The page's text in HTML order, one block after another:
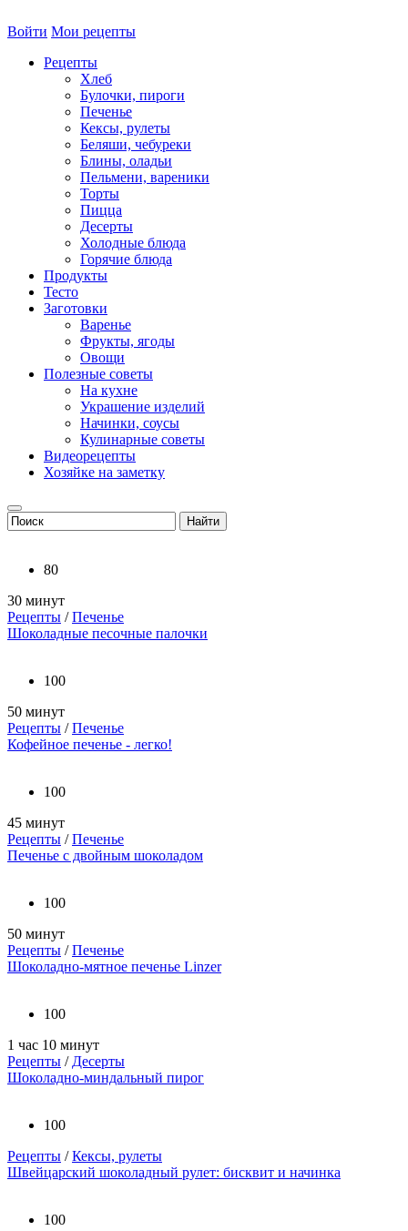
Войти Мои рецепты
Рецепты
Хлеб
Булочки, пироги
Печенье
Кексы, рулеты
Беляши, чебуреки
Блины, оладьи
Пельмени, вареники
Торты
Пицца
Десерты
Холодные блюда
Горячие блюда
Продукты
Тесто
Заготовки
Варенье
Фрукты, ягоды
Овощи
Полезные советы
На кухне
Украшение изделий
Начинки, соусы
Кулинарные советы
Видеорецепты
Хозяйке на заметку
80
30 минут
Рецепты /Печенье
Шоколадные песочные палочки
100
50 минут
Рецепты /Печенье
Кофейное печенье - легко!
100
45 минут
Рецепты /Печенье
Печенье с двойным шоколадом
100
50 минут
Рецепты /Печенье
Шоколадно-мятное печенье Linzer
100
1 час 10 минут
Рецепты / Десерты
Шоколадно-миндальный пирог
100
Рецепты /Кексы, рулеты
Швейцарский шоколадный рулет: бисквит и начинка
100